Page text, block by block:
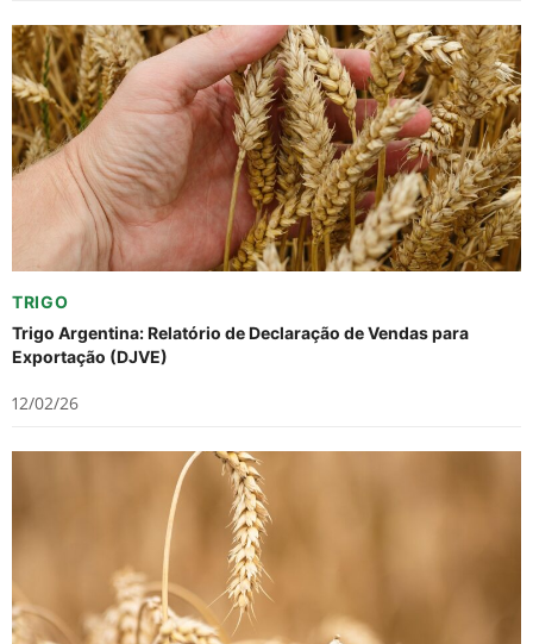
TRIGO
Trigo Argentina: Relatório de Declaração de Vendas para
Exportação (DJVE)
12/02/26